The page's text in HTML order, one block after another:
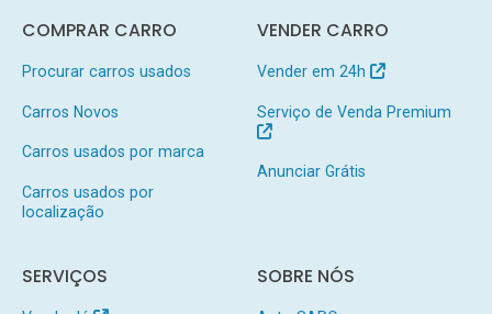
COMPRAR CARRO
Procurar carros usados
Carros Novos
Carros usados por marca
Carros usados por
localização
VENDER CARRO
Vender em 24h
Serviço de Venda Premium
Anunciar Grátis
SERVIÇOS SOBRE NÓS